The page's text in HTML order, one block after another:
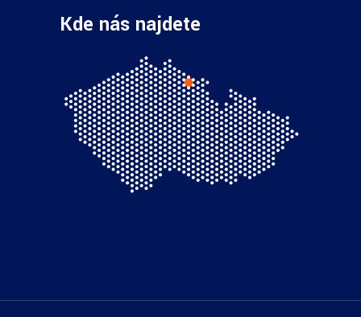
Kde nás najdete